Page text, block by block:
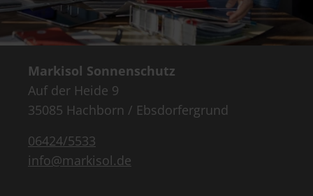
Markisol Sonnenschutz
Auf der Heide 9
35085 Hachborn / Ebsdorfergrund
06424/5533
info@markisol.de